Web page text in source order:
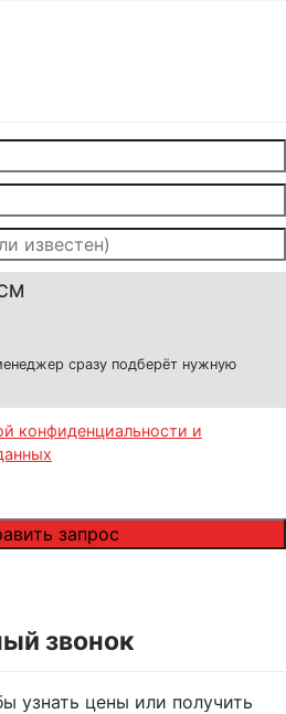
сразу подберёт нужную
конфиденциальности и
звонок
узнать цены или получить